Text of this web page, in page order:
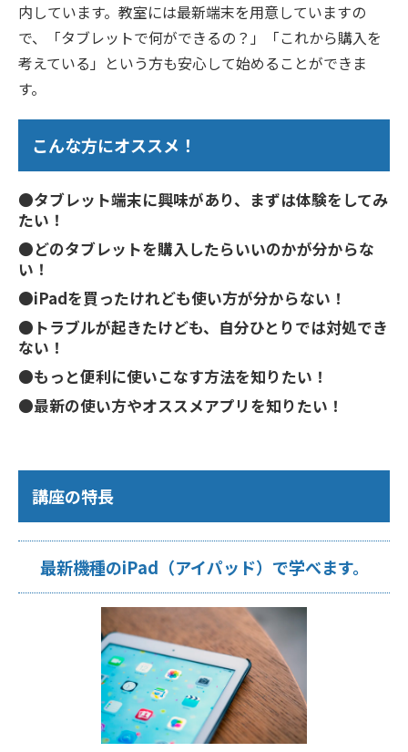
内しています。教室には最新端末を用意していますの
で、「タブレットで何ができるの？」「これから購入を
考えている」という方も安心して始めることができま
す。
こんな方にオススメ！
●タブレット端末に興味があり、まずは体験をしてみ
たい！
●どのタブレットを購入したらいいのかが分からな
い！
●iPadを買ったけれども使い方が分からない！
●トラブルが起きたけども、自分ひとりでは対処でき
ない！
●もっと便利に使いこなす方法を知りたい！
●最新の使い方やオススメアプリを知りたい！
講座の特長
最新機種のiPad（アイパッド）で学べます。